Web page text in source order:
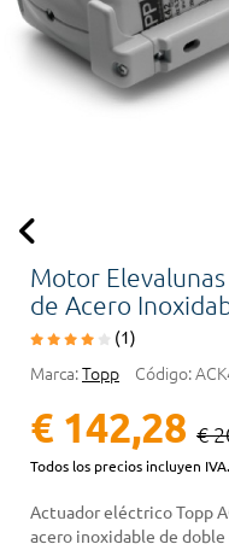
Motor
de Acero
(1)
Marca:Topp Código:
€ 142,28 €
Todos los precios incluyen IVA.
Actuador eléctrico Topp
acero inoxidable de